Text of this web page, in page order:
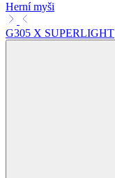
Herní myši
G305 X SUPERLIGHT